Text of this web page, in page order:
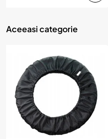
Aceeasi categorie